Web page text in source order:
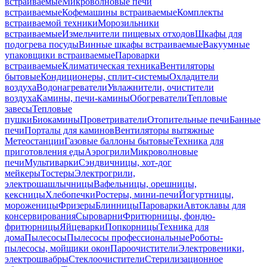
встраиваемыеКофемашины встраиваемыеКомплекты
встраиваемой техникиМорозильники
встраиваемыеИзмельчители пищевых отходовШкафы для
подогрева посудыВинные шкафы встраиваемыеВакуумные
упаковщики встраиваемыеПароварки
встраиваемыеКлиматическая техникаВентиляторы
бытовыеКондиционеры, сплит-системыОхладители
воздухаВодонагревателиУвлажнители, очистители
воздухаКамины, печи-каминыОбогревателиТепловые
завесыТепловые
пушкиБиокаминыПроветривателиОтопительные печиБанные
печиПорталы для каминовВентиляторы вытяжные
МетеостанцииГазовые баллоны бытовыеТехника для
приготовления едыАэрогрилиМикроволновые
печиМультиваркиСэндвичницы, хот-дог
мейкерыТостерыЭлектрогрили,
электрошашлычницыВафельницы, орешницы,
кексницыХлебопечкиРостеры, мини-печиЙогуртницы,
мороженицыФризерыБлинницыПароваркиАвтоклавы для
консервированияСыроварниФритюрницы, фондю-
фритюрницыЯйцеваркиПопкорницыТехника для
домаПылесосыПылесосы профессиональныеРоботы-
пылесосы, мойщики оконПароочистителиЭлектровеники,
электрошвабрыСтеклоочистителиСтерилизационное